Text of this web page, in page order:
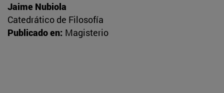
Jaime Nubiola
Catedrático de Filosofía
Publicado en: Magisterio